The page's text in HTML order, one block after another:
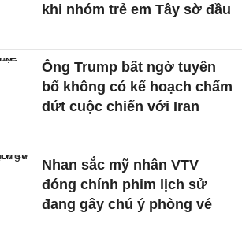
khi nhóm trẻ em Tây sờ đầu
Ông Trump bất ngờ tuyên
bố không có kế hoạch chấm
dứt cuộc chiến với Iran
Nhan sắc mỹ nhân VTV
đóng chính phim lịch sử
đang gây chú ý phòng vé